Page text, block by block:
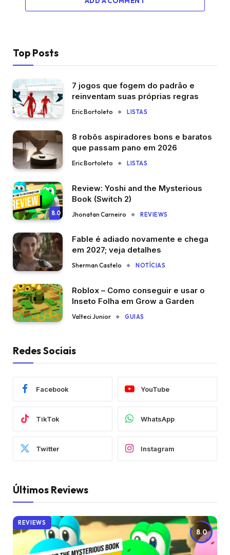
Top Posts
7 jogos que fogem do padrão e
reinventam suas próprias regras
Eric Bortoleto LISTAS
8 robôs aspiradores bons e baratos
que passam pano em 2026
Eric Bortoleto LISTAS
8.0
Review: Yoshi and the Mysterious
Book (Switch 2)
Jhonatan Carneiro REVIEWS
Fable é adiado novamente e chega
em 2027; veja detalhes
Sherman Castelo NOTÍCIAS
Roblox – Como conseguir e usar o
Inseto Folha em Grow a Garden
Valteci Junior GUIAS
Redes Sociais
Facebook YouTube
TikTok WhatsApp
Twitter Instagram
Últimos Reviews
8.0
REVIEWS